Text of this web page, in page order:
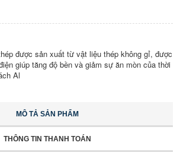
được sản xuất từ vật liệu thép không gỉ, được
giúp tăng độ bền và giảm sự ăn mòn của thời
Al
MÔ TẢ SẢN PHẨM
THÔNG TIN THANH TOÁN